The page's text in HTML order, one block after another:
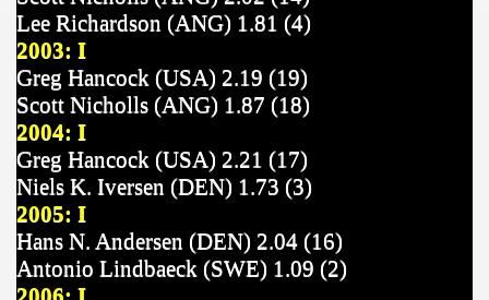
Lee Richardson (ANG) 1.81 (4)
2003: I
Greg Hancock (USA) 2.19 (19)
Scott Nicholls (ANG) 1.87 (18)
2004: I
Greg Hancock (USA) 2.21 (17)
Niels K. Iversen (DEN) 1.73 (3)
2005: I
Hans N. Andersen (DEN) 2.04 (16)
Antonio Lindbaeck (SWE) 1.09 (2)